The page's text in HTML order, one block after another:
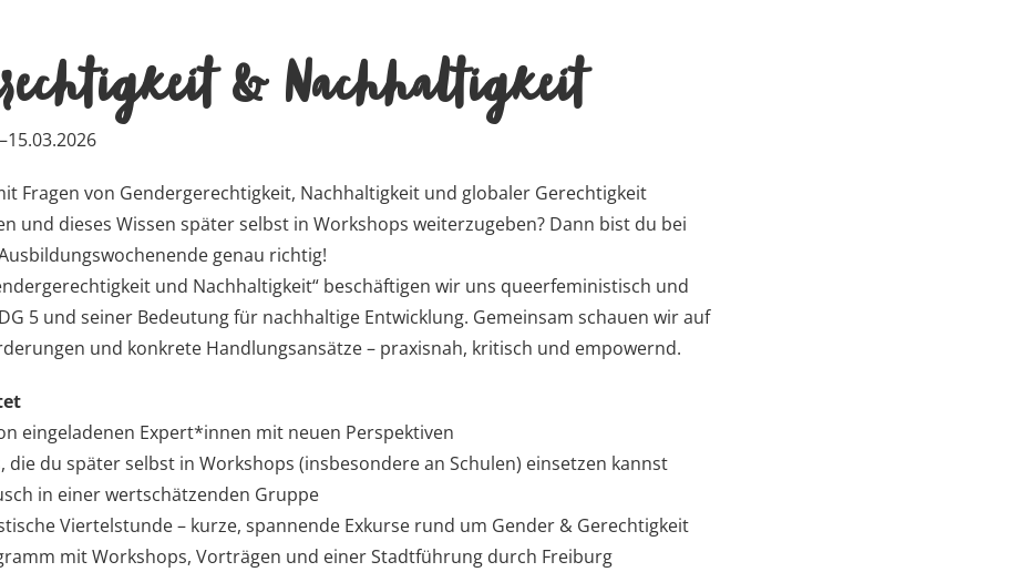
& Nachhaltigkeit
Fragen von Gendergerechtigkeit, Nachhaltigkeit und globaler Gerechtigkeit
und dieses Wissen später selbst in Workshops weiterzugeben? Dann bist du bei
genau richtig!
und Nachhaltigkeit“ beschäftigen wir uns queerfeministisch und
5 und seiner Bedeutung für nachhaltige Entwicklung. Gemeinsam schauen wir auf
und konkrete Handlungsansätze – praxisnah, kritisch und empowernd.
eingeladenen Expert*innen mit neuen Perspektiven
die du später selbst in Workshops (insbesondere an Schulen) einsetzen kannst
in einer wertschätzenden Gruppe
Viertelstunde – kurze, spannende Exkurse rund um Gender & Gerechtigkeit
mit Workshops, Vorträgen und einer Stadtführung durch Freiburg